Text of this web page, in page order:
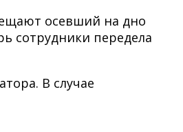
осевший на дно
сотрудники передела
В случае